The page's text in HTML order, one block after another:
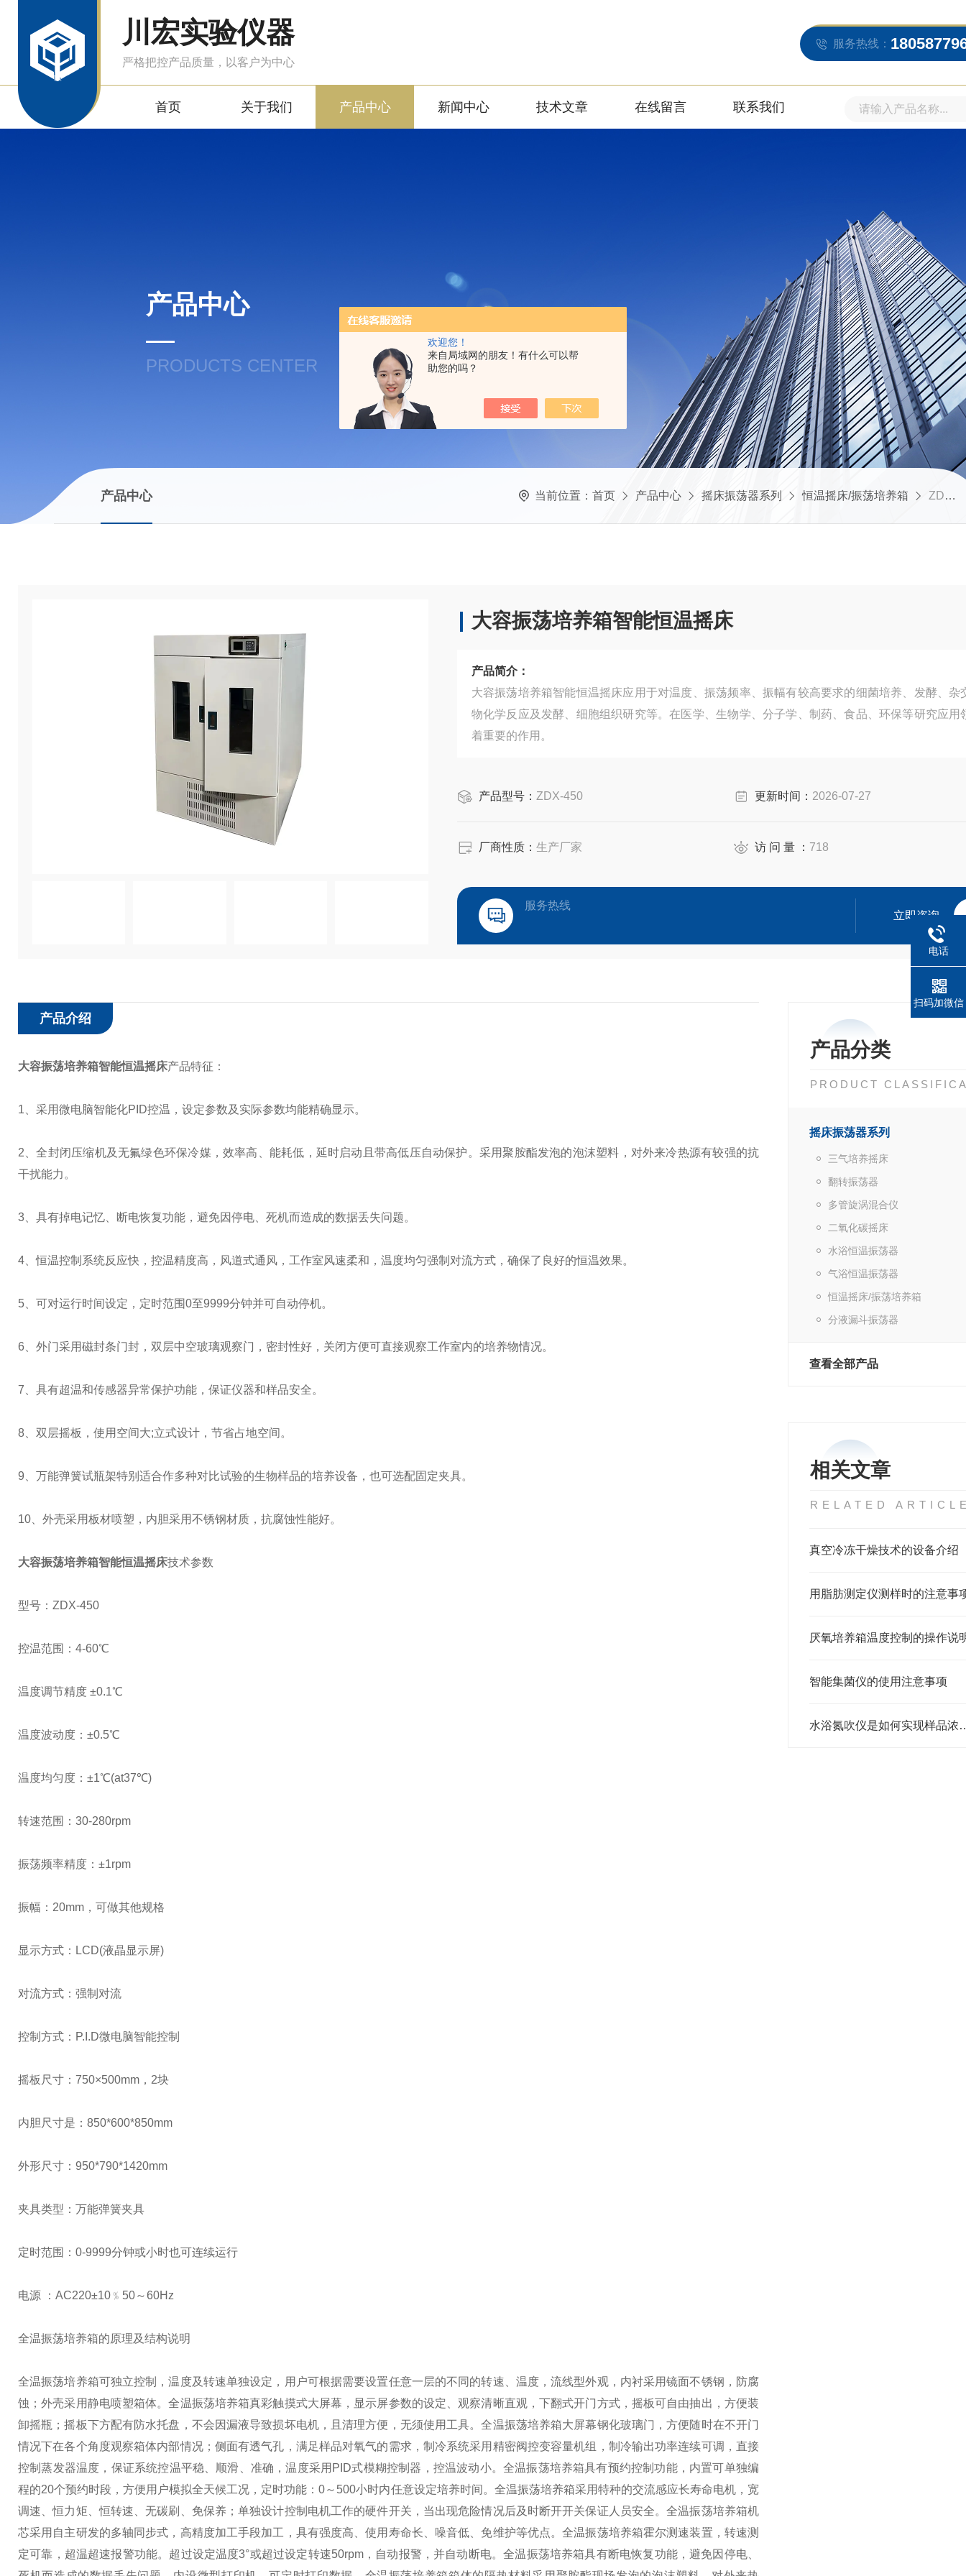
欢迎您！
来自局域网的朋友！有什么可以帮
助您的吗？
川宏实验仪器
严格把控产品质量，以客户为中心
服务热线：
首页 关于我们 产品中心 新闻中心 技术文章 在线留言 联系我们
产品中心
PRODUCTS CENTER
产品中心 当前位置： 首页 产品中心 摇床振荡器系列 恒温摇床/振荡培养箱 ZDX-450大容振荡培养箱智能恒温摇床
大容振荡培养箱智能恒温摇床
产品简介：
大容振荡培养箱智能恒温摇床应用于对温度、振荡频率、振幅有较高要求的细菌培养、发酵、杂
物化学反应及发酵、细胞组织研究等。在医学、生物学、分子学、制药、食品、环保等研究应用
着重要的作用。
产品型号： ZDX-450 更新时间： 2026-07-27
厂商性质： 生产厂家 访 问 量 ： 718
服务热线
立即咨询
产品分类
PRODUCT
摇床振荡器系列
三气培养摇床
翻转振荡器
多管旋涡混合仪
二氧化碳摇床
水浴恒温振荡器
气浴恒温振荡器
恒温摇床/振荡培养箱
分液漏斗振荡器
查看全部产品
相关文章
RELATED
真空冷冻干燥技术的设备介绍
用脂肪测定仪测样时的注意事
厌氧培养箱温度控制的操作说
智能集菌仪的使用注意事项
水浴氮吹仪是
产品介绍
大容振荡培养箱智能恒温摇床产品特征：
1、采用微电脑智能化PID控温，设定参数及实际参数均能精确显示。
2、全封闭压缩机及无氟绿色环保冷媒，效率高、能耗低，延时启动且带高低压自动保护。采用聚胺酯发泡的泡沫塑料，对外来冷热源有较强的抗
干扰能力。
3、具有掉电记忆、断电恢复功能，避免因停电、死机而造成的数据丢失问题。
4、恒温控制系统反应快，控温精度高，风道式通风，工作室风速柔和，温度均匀强制对流方式，确保了良好的恒温效果。
5、可对运行时间设定，定时范围0至9999分钟并可自动停机。
6、外门采用磁封条门封，双层中空玻璃观察门，密封性好，关闭方便可直接观察工作室内的培养物情况。
7、具有超温和传感器异常保护功能，保证仪器和样品安全。
8、双层摇板，使用空间大;立式设计，节省占地空间。
9、万能弹簧试瓶架特别适合作多种对比试验的生物样品的培养设备，也可选配固定夹具。
10、外壳采用板材喷塑，内胆采用不锈钢材质，抗腐蚀性能好。
大容振荡培养箱智能恒温摇床技术参数
型号：ZDX-450
控温范围：4-60℃
温度调节精度 ±0.1℃
温度波动度：±0.5℃
温度均匀度：±1℃(at37℃)
转速范围：30-280rpm
振荡频率精度：±1rpm
振幅：20mm，可做其他规格
显示方式：LCD(液晶显示屏)
对流方式：强制对流
控制方式：P.I.D微电脑智能控制
摇板尺寸：750×500mm，2块
内胆尺寸是：850*600*850mm
外形尺寸：950*790*1420mm
夹具类型：万能弹簧夹具
定时范围：0-9999分钟或小时也可连续运行
电源 ：AC220±10﹪50～60Hz
全温振荡培养箱的原理及结构说明
全温振荡培养箱可独立控制，温度及转速单独设定，用户可根据需要设置任意一层的不同的转速、温度，流线型外观，内衬采用镜面不锈钢，防腐
蚀；外壳采用静电喷塑箱体。全温振荡培养箱真彩触摸式大屏幕，显示屏参数的设定、观察清晰直观，下翻式开门方式，摇板可自由抽出，方便装
卸摇瓶；摇板下方配有防水托盘，不会因漏液导致损坏电机，且清理方便，无须使用工具。全温振荡培养箱大屏幕钢化玻璃门，方便随时在不开门
情况下在各个角度观察箱体内部情况；侧面有透气孔，满足样品对氧气的需求，制冷系统采用精密阀控变容量机组，制冷输出功率连续可调，直接
控制蒸发器温度，保证系统控温平稳、顺滑、准确，温度采用PID式模糊控制器，控温波动小。全温振荡培养箱具有预约控制功能，内置可单独编
程的20个预约时段，方便用户模拟全天候工况，定时功能：0～500小时内任意设定培养时间。全温振荡培养箱采用特种的交流感应长寿命电机，宽
调速、恒力矩、恒转速、无碳刷、免保养；单独设计控制电机工作的硬件开关，当出现危险情况后及时断开开关保证人员安全。全温振荡培养箱机
芯采用自主研发的多轴同步式，高精度加工手段加工，具有强度高、使用寿命长、噪音低、免维护等优点。全温振荡培养箱霍尔测速装置，转速测
定可靠，超温超速报警功能。超过设定温度3°或超过设定转速50rpm，自动报警，并自动断电。全温振荡培养箱具有断电恢复功能，避免因停电、
电话
扫码加微信